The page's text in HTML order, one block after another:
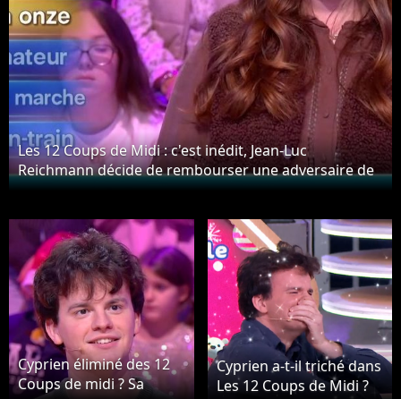
Les 12 Coups de Midi : c'est inédit, Jean-Luc
Reichmann décide de rembourser une adversaire de
Cyprien
Cyprien éliminé des 12
Coups de midi ? Sa
Cyprien a-t-il triché dans
Les 12 Coups de Midi ?